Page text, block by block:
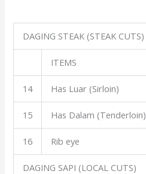
DAGING STEAK (STEAK CUTS)
ITEMS
14 Has Luar (Sirloin)
15 Has Dalam (Tenderloin)
16 Rib eye
DAGING SAPI (LOCAL CUTS)